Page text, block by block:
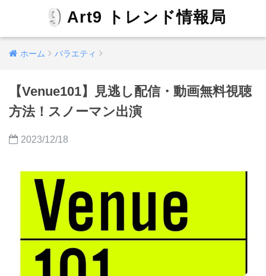
Art9 トレンド情報局
ホーム バラエティ
【Venue101】見逃し配信・動画無料視聴
方法！スノーマン出演
2023/12/18